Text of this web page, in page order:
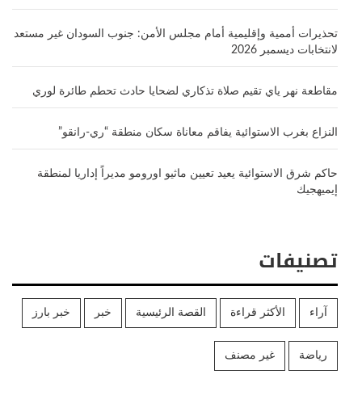
تحذيرات أممية وإقليمية أمام مجلس الأمن: جنوب السودان غير مستعد
لانتخابات ديسمبر 2026
مقاطعة نهر ياي تقيم صلاة تذكاري لضحايا حادث تحطم طائرة لوري
النزاع بغرب الاستوائية يفاقم معاناة سكان منطقة “ري-رانقو”
حاكم شرق الاستوائية يعيد تعيين ماثيو اورومو مديراً إداريا لمنطقة
إيميهجيك
تصنيفات
آراء الأكثر قراءة القصة الرئيسية خبر خبر بارز
رياضة غير مصنف